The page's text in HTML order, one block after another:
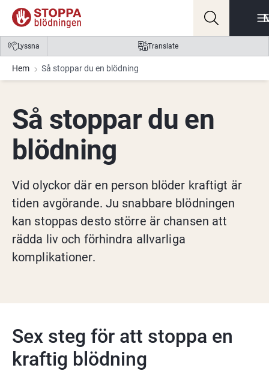
Gå till innehåll
Gå till meny
Gå till sidfot
Lyssna Translate
Hem Så stoppar du en blödning
Så stoppar du en
blödning
Vid olyckor där en person blöder kraftigt är
tiden avgörande. Ju snabbare blödningen
kan stoppas desto större är chansen att
rädda liv och förhindra allvarliga
komplikationer.
Sex steg för att stoppa en
kraftig blödning